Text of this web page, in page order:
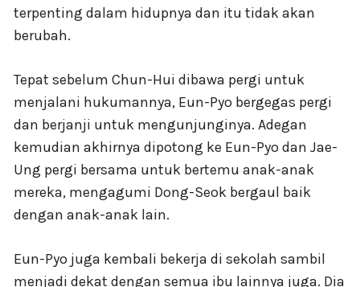
terpenting dalam hidupnya dan itu tidak akan
berubah.
Tepat sebelum Chun-Hui dibawa pergi untuk
menjalani hukumannya, Eun-Pyo bergegas pergi
dan berjanji untuk mengunjunginya. Adegan
kemudian akhirnya dipotong ke Eun-Pyo dan Jae-
Ung pergi bersama untuk bertemu anak-anak
mereka, mengagumi Dong-Seok bergaul baik
dengan anak-anak lain.
Eun-Pyo juga kembali bekerja di sekolah sambil
menjadi dekat dengan semua ibu lainnya juga. Dia